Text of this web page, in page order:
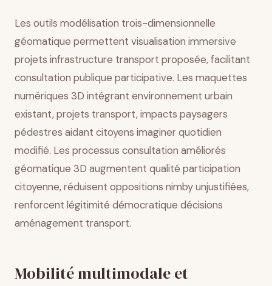
Les outils modélisation trois-dimensionnelle
géomatique permettent visualisation immersive
projets infrastructure transport proposée, facilitant
consultation publique participative. Les maquettes
numériques 3D intégrant environnement urbain
existant, projets transport, impacts paysagers
pédestres aidant citoyens imaginer quotidien
modifié. Les processus consultation améliorés
géomatique 3D augmentent qualité participation
citoyenne, réduisent oppositions nimby unjustifiées,
renforcent légitimité démocratique décisions
aménagement transport.
Mobilité multimodale et